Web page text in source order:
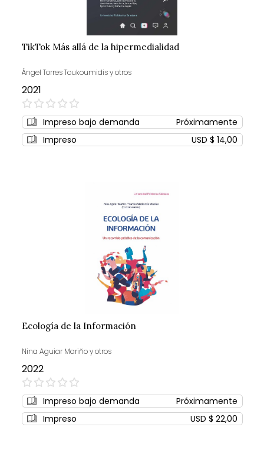
TikTok Más allá de la hipermedialidad
Ángel Torres Toukoumidis y otros
2021
0%
Impreso bajo demanda
Próximamente
Impreso
USD $ 14,00
Ecología de la Información
Nina Aguiar Mariño y otros
2022
0%
Impreso bajo demanda
Próximamente
Impreso
USD $ 22,00